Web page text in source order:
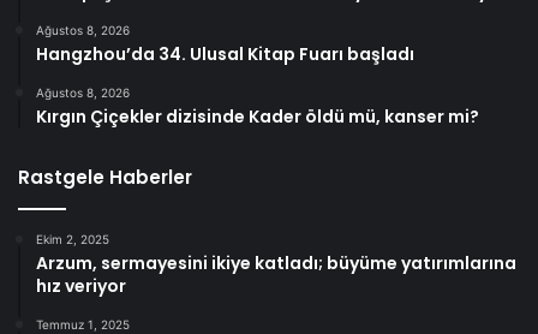
Ağustos 8, 2026
Hangzhou’da 34. Ulusal Kitap Fuarı başladı
Ağustos 8, 2026
Kırgın Çiçekler dizisinde Kader öldü mü, kanser mi?
Rastgele Haberler
Ekim 2, 2025
Arzum, sermayesini ikiye katladı; büyüme yatırımlarına
hız veriyor
Temmuz 1, 2025